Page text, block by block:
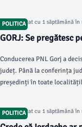
POLITICA
Articol postat cu 1 săptămână în
GORJ: Se pregătesc
Conducerea PNL Gorj a
județ. Până la conferința
președinți în toate
POLITICA
Articol postat cu 1 săptămână în